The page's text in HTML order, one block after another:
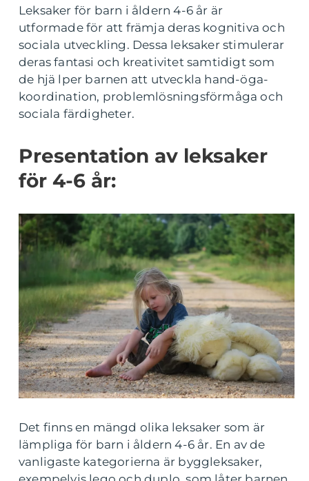
Leksaker för barn i åldern 4-6 år är
utformade för att främja deras kognitiva och
sociala utveckling. Dessa leksaker stimulerar
deras fantasi och kreativitet samtidigt som
de hjä lper barnen att utveckla hand-öga-
koordination, problemlösningsförmåga och
sociala färdigheter.
Presentation av leksaker
för 4-6 år:
Det finns en mängd olika leksaker som är
lämpliga för barn i åldern 4-6 år. En av de
vanligaste kategorierna är byggleksaker,